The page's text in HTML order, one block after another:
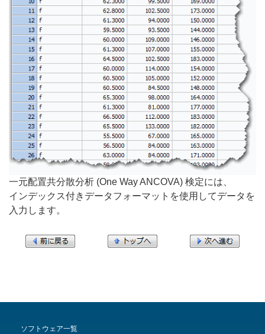
一元配置共分散分析 (One Way ANCOVA) 検定には、
インデックス付きデータフォーマットを使用してデータを
入力します。
ソフトウェア一覧